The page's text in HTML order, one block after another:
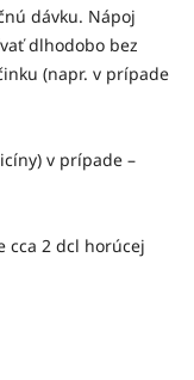
dávku. Nápoj
dlhodobo bez
(napr. v prípade
v prípade –
cca 2 dcl horúcej